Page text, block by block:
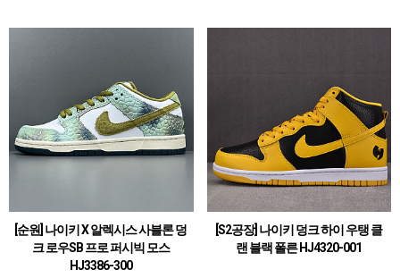
[순원] 나이키 X 알렉시스 사블론 덩
크 로우SB 프로 퍼시빅 모스
HJ3386-300
[S2공장] 나이키 덩크 하이 우탱 클
랜 블랙 폴른 HJ4320-001